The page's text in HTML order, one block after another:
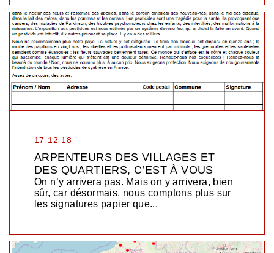
17-12-18
ARPENTEURS DES VILLAGES ET
DES QUARTIERS, C’EST À VOUS
On n’y arrivera pas. Mais on y arrivera, bien
sûr, car désormais, nous comptons plus sur
les signatures papier que...